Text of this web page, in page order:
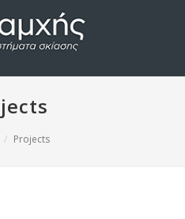
(+30)
210.3455761
info@kamxis.gr
Projects